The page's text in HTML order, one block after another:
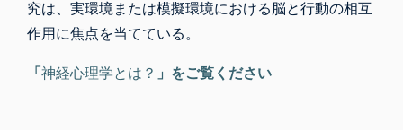
究は、実環境または模擬環境における脳と行動の相互
作用に焦点を当てている。
「神経心理学とは？ 」をご覧ください